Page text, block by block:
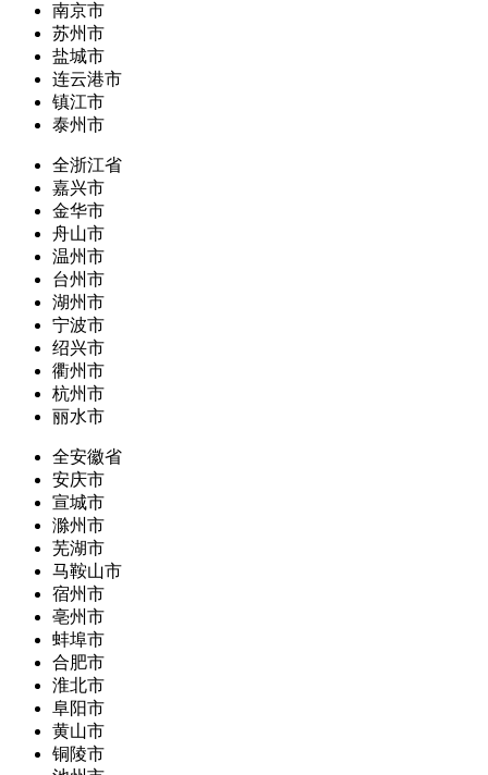
南京市
苏州市
盐城市
连云港市
镇江市
泰州市
全浙江省
嘉兴市
金华市
舟山市
温州市
台州市
湖州市
宁波市
绍兴市
衢州市
杭州市
丽水市
全安徽省
安庆市
宣城市
滁州市
芜湖市
马鞍山市
宿州市
亳州市
蚌埠市
合肥市
淮北市
阜阳市
黄山市
铜陵市